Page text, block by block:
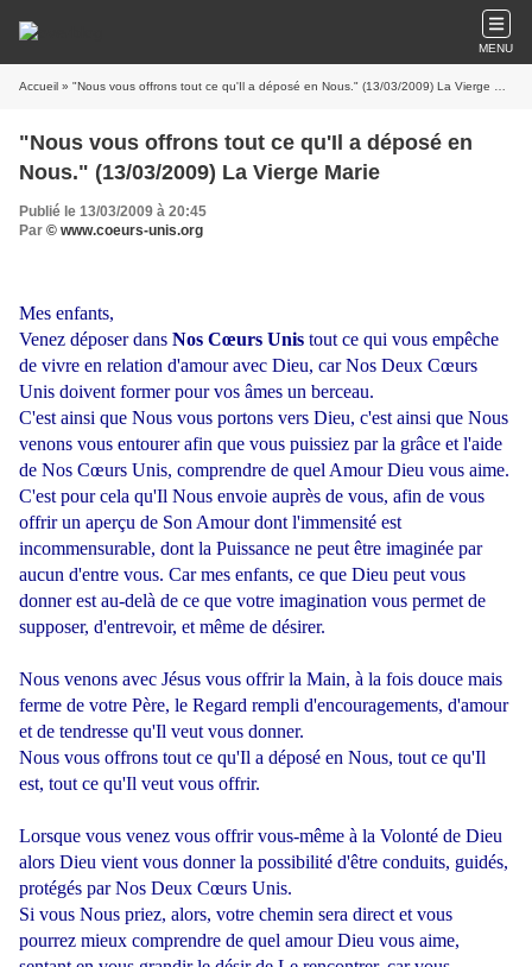
MENU
Accueil » "Nous vous offrons tout ce qu'Il a déposé en Nous." (13/03/2009) La Vierge Marie
"Nous vous offrons tout ce qu'Il a déposé en
Nous." (13/03/2009) La Vierge Marie
Publié le 13/03/2009 à 20:45
Par © www.coeurs-unis.org
Mes enfants,
Venez déposer dans Nos Cœurs Unis tout ce qui vous empêche
de vivre en relation d'amour avec Dieu, car Nos Deux Cœurs
Unis doivent former pour vos âmes un berceau.
C'est ainsi que Nous vous portons vers Dieu, c'est ainsi que Nous
venons vous entourer afin que vous puissiez par la grâce et l'aide
de Nos Cœurs Unis, comprendre de quel Amour Dieu vous aime.
C'est pour cela qu'Il Nous envoie auprès de vous, afin de vous
offrir un aperçu de Son Amour dont l'immensité est
incommensurable, dont la Puissance ne peut être imaginée par
aucun d'entre vous. Car mes enfants, ce que Dieu peut vous
donner est au-delà de ce que votre imagination vous permet de
supposer, d'entrevoir, et même de désirer.
Nous venons avec Jésus vous offrir la Main, à la fois douce mais
ferme de votre Père, le Regard rempli d'encouragements, d'amour
et de tendresse qu'Il veut vous donner.
Nous vous offrons tout ce qu'Il a déposé en Nous, tout ce qu'Il
est, tout ce qu'Il veut vous offrir.
Lorsque vous venez vous offrir vous-même à la Volonté de Dieu
alors Dieu vient vous donner la possibilité d'être conduits, guidés,
protégés par Nos Deux Cœurs Unis.
Si vous Nous priez, alors, votre chemin sera direct et vous
pourrez mieux comprendre de quel amour Dieu vous aime,